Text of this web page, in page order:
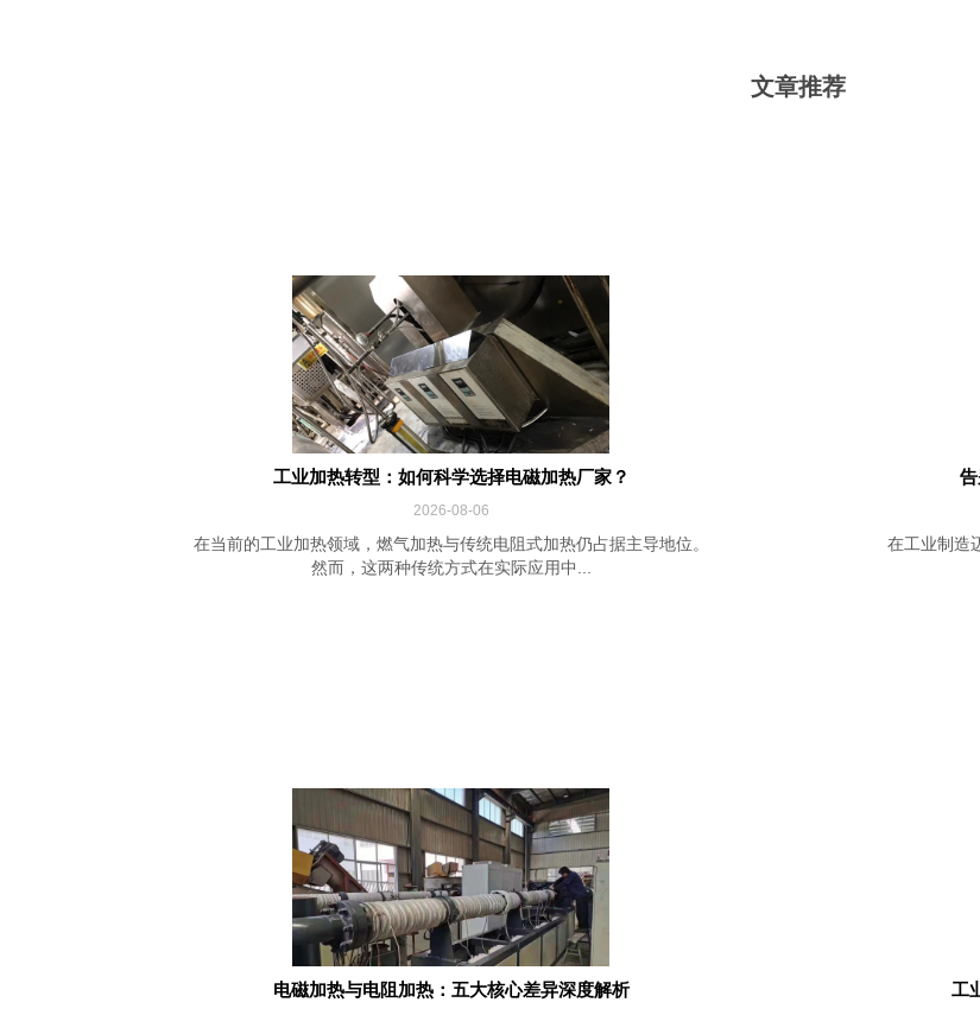
文章推荐
工业加热转型：如何科学选择电磁加热厂家？
2026-08-06
在当前的工业加热领域，燃气加热与传统电阻式加热仍占据主导地位。
然而，这两种传统方式在实际应用中...
在工业制造
电磁加热与电阻加热：五大核心差异深度解析 工